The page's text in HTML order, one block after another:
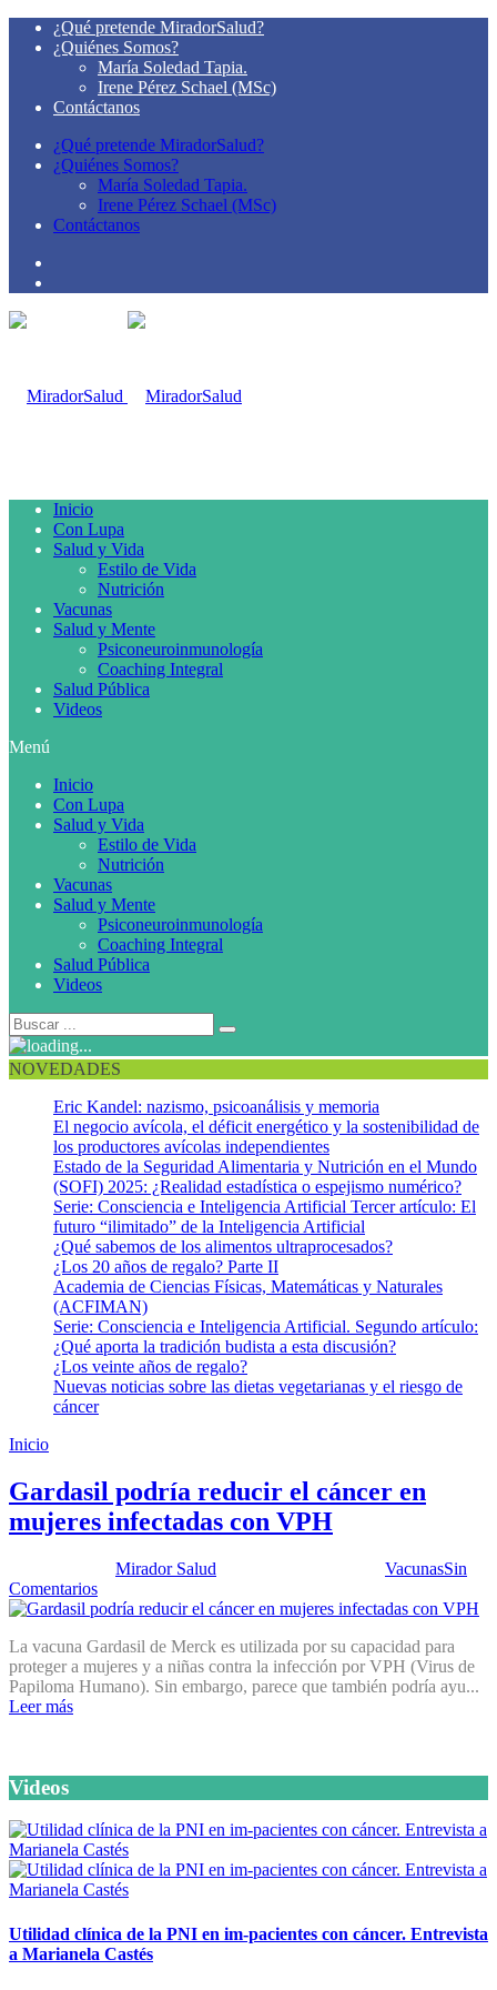
¿Qué pretende MiradorSalud?
¿Quiénes Somos?
María Soledad Tapia.
Irene Pérez Schael (MSc)
Contáctanos
¿Qué pretende MiradorSalud?
¿Quiénes Somos?
María Soledad Tapia.
Irene Pérez Schael (MSc)
Contáctanos
Inicio
Con Lupa
Salud y Vida
Estilo de Vida
Nutrición
Vacunas
Salud y Mente
Psiconeuroinmunología
Coaching Integral
Salud Pública
Videos
Menú
Inicio
Con Lupa
Salud y Vida
Estilo de Vida
Nutrición
Vacunas
Salud y Mente
Psiconeuroinmunología
Coaching Integral
Salud Pública
Videos
NOVEDADES
Eric Kandel: nazismo, psicoanálisis y memoria
El negocio avícola, el déficit energético y la sostenibilidad de
los productores avícolas independientes
Estado de la Seguridad Alimentaria y Nutrición en el Mundo
(SOFI) 2025: ¿Realidad estadística o espejismo numérico?
Serie: Consciencia e Inteligencia Artificial Tercer artículo: El
futuro “ilimitado” de la Inteligencia Artificial
¿Qué sabemos de los alimentos ultraprocesados?
¿Los 20 años de regalo? Parte II
Academia de Ciencias Físicas, Matemáticas y Naturales
(ACFIMAN)
Serie: Consciencia e Inteligencia Artificial. Segundo artículo:
¿Qué aporta la tradición budista a esta discusión?
¿Los veinte años de regalo?
Nuevas noticias sobre las dietas vegetarianas y el riesgo de
cáncer
Inicio
Gardasil podría reducir el cáncer en
mujeres infectadas con VPH
Mirador Salud VacunasSin
Comentarios
La vacuna Gardasil de Merck es utilizada por su capacidad para
proteger a mujeres y a niñas contra la infección por VPH (Virus de
Papiloma Humano). Sin embargo, parece que también podría ayu...
Leer más
Videos
Utilidad clínica de la PNI en im-pacientes con cáncer. Entrevista
a Marianela Castés